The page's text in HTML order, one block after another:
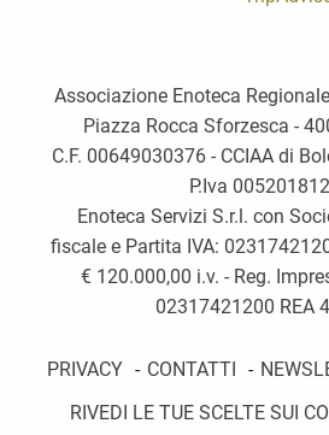
Associazione Enoteca
Piazza Rocca Sforzesca -
C.F. 00649030376 - CCIAA di
P.Iva
Enoteca Servizi S.r.l. con
fiscale e Partita IVA:
€ 120.000,00 i.v. - Reg.
02317421200 REA
PRIVACY - CONTATTI -
RIVEDI LE TUE SCELTE SUI